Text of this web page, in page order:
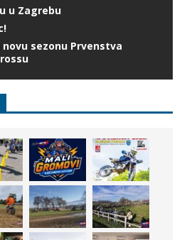
u Zagrebu
sezonu Prvenstva